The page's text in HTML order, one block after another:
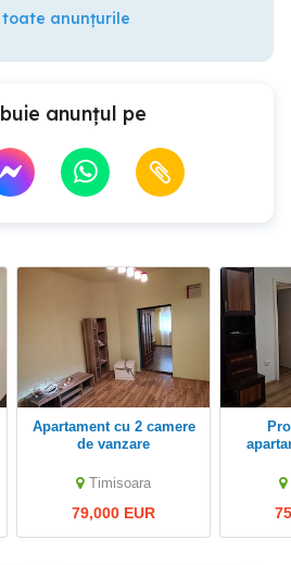
toate anunțurile
anunțul pe
Apartament cu 2 camere
de vanzare
Timisoara
79,000 EUR
Propietar vand